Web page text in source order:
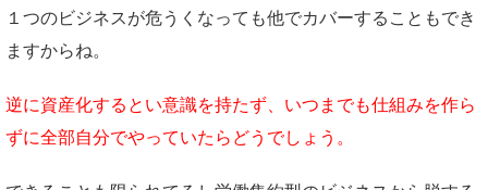
１つのビジネスが危うくなっても他でカバーすることもでき
ますからね。
逆に資産化するとい意識を持たず、いつまでも仕組みを作ら
ずに全部自分でやっていたらどうでしょう。